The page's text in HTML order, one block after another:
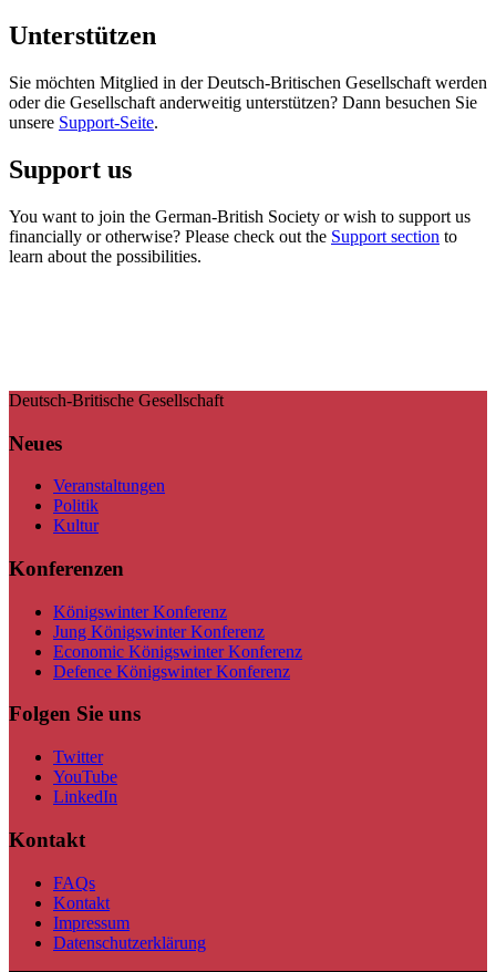
Unterstützen
Sie möchten Mitglied in der Deutsch-Britischen Gesellschaft werden
oder die Gesellschaft anderweitig unterstützen? Dann besuchen Sie
unsere Support-Seite.
Support us
You want to join the German-British Society or wish to support us
financially or otherwise? Please check out the Support section to
learn about the possibilities.
Deutsch-Britische Gesellschaft
Neues
Veranstaltungen
Politik
Kultur
Konferenzen
Königswinter Konferenz
Jung Königswinter Konferenz
Economic Königswinter Konferenz
Defence Königswinter Konferenz
Folgen Sie uns
Twitter
YouTube
LinkedIn
Kontakt
FAQs
Kontakt
Impressum
Datenschutzerklärung